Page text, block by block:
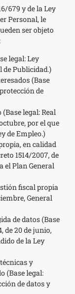
679 y de la Ley
Personal, le
ser objeto
legal: Ley
de Publicidad.)
(Base
de
legal: Real
por el que
de Empleo.)
en calidad
1514/2007, de
el Plan General
fiscal propia
General
de datos (Base
de 20 de junio,
de la Ley
y
(Base legal:
de datos y